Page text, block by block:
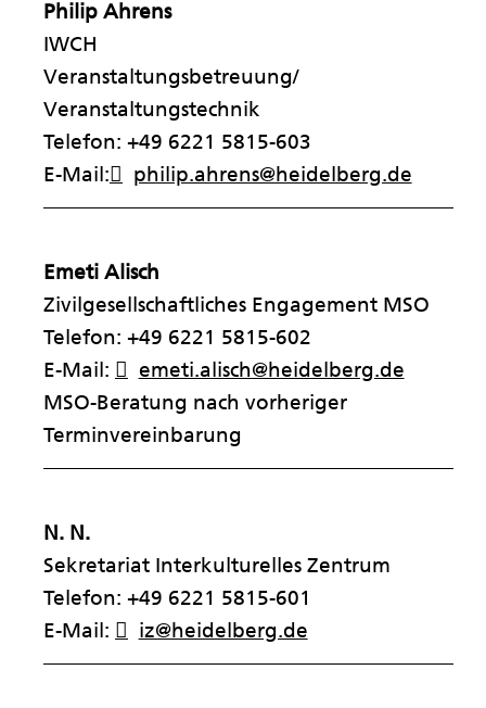
Philip Ahrens
IWCH
Veranstaltungsbetreuung/
Veranstaltungstechnik
Telefon: +49 6221 5815-603
E-Mail:
philip.ahrens@heidelberg.de
Emeti Alisch
Zivilgesellschaftliches Engagement MSO
Telefon: +49 6221 5815-602
E-Mail:
emeti.alisch@heidelberg.de
MSO-Beratung nach vorheriger
Terminvereinbarung
N. N.
Sekretariat Interkulturelles Zentrum
Telefon: +49 6221 5815-601
E-Mail:
iz@heidelberg.de